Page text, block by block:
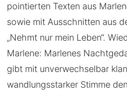
pointierten Texten aus
sowie mit Ausschnitten aus
„Nehmt nur mein Leben“.
Marlene: Marlenes
gibt mit unverwechselbar
wandlungsstarker Stimme